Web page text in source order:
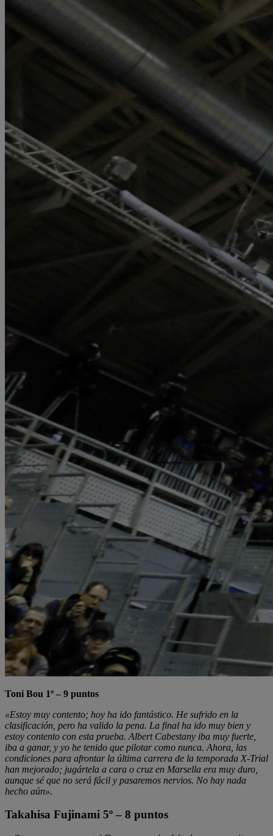
Toni Bou 1º – 9 puntos
«Estoy muy contento; hoy ha ido fantástico. He sufrido en la
clasificación, pero ha valido la pena. La final ha ido muy bien y
estoy contento con esta prueba. Albert Cabestany iba muy fuerte,
iba a ganar, y yo he tenido que pilotar como nunca. Ahora, las
condiciones para afrontar la última carrera de la temporada X-Trial
han mejorado; jugártela a cara o cruz en Marsella era muy duro,
aunque sé que no será fácil y pasaremos nervios. No hay nada
hecho aún».
Takahisa Fujinami 5º – 8 puntos